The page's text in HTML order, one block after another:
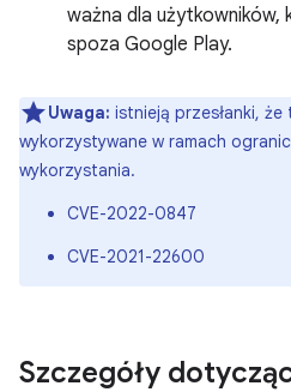
ważna dla użytkowników,
spoza Google Play.
Uwaga: istnieją przesłanki,
wykorzystywane w ramach
wykorzystania.
CVE-2022-0847
CVE-2021-22600
Szczegóły